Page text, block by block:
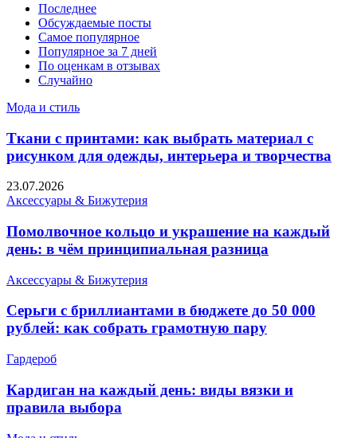
Последнее
Обсуждаемые посты
Самое популярное
Популярное за 7 дней
По оценкам в отзывах
Случайно
Мода и стиль
Ткани с принтами: как выбрать материал с
рисунком для одежды, интерьера и творчества
23.07.2026
Аксессуары & Бижутерия
Помолвочное кольцо и украшение на каждый
день: в чём принципиальная разница
Аксессуары & Бижутерия
Серьги с бриллиантами в бюджете до 50 000
рублей: как собрать грамотную пару
Гардероб
Кардиган на каждый день: виды вязки и
правила выбора